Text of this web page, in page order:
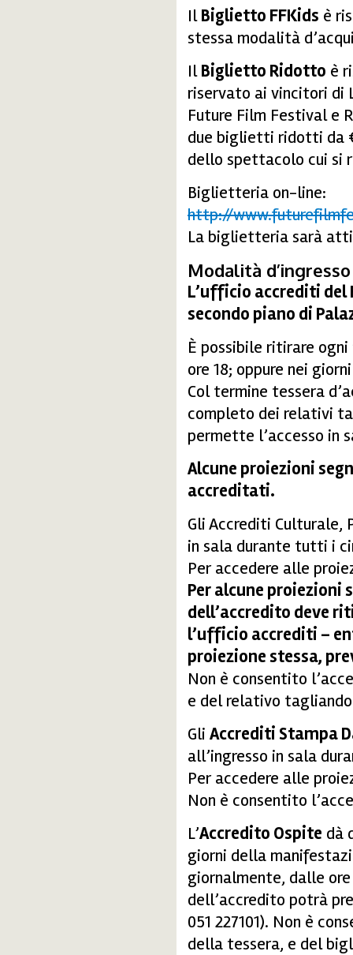
IlBiglietto FFKids è
stessa modalità
IlBiglietto Ridotto è
riservato ai vincitori di
Future Film Festival e
due biglietti ridotti da €
dello spettacolo cui si
Biglietteria on-line:
http://
La biglietteria sarà
Modalità
L’ufficio accrediti del
secondo piano di
È possibile ritirare
ore 18; oppure nei
Col termine tessera
completo dei relativi
permette l’accesso in
Alcune proiezioni
accreditati.
Gli Accrediti Culturale,
in sala durante tutti i
Per accedere alle
Per alcune proiezioni
dell’accredito deve
l’ufficio accrediti –
proiezione stessa,
Non è consentito
e del relativo tagliando
Gli Accrediti Stampa
all’ingresso in sala
Per accedere alle
Non è consentito
L’Accredito Ospite dà
giorni della
giornalmente, dalle
dell’accredito potrà
051 227101). Non è
della tessera, e del